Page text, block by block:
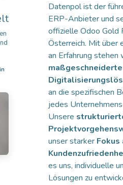
Datenpol ist der
ERP-Anbieter und
offizielle Odoo Gold
Österreich. Mit über
an Erfahrung stehen
maßgeschneiderte
an die spezifischen
jedes
Unsere
unser starker Fokus
es uns, individuelle
Lösungen zu